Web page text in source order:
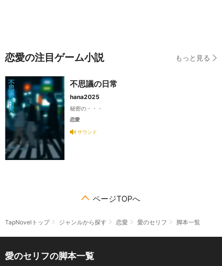
恋愛の注目ゲーム小説 もっと見る
不思議の日常
hana2025
秘密の・・・
恋愛
サウンド
ページTOPへ
TapNovelトップ ジャンルから探す 恋愛 愛のセリフ 脚本一覧
愛のセリフの脚本一覧